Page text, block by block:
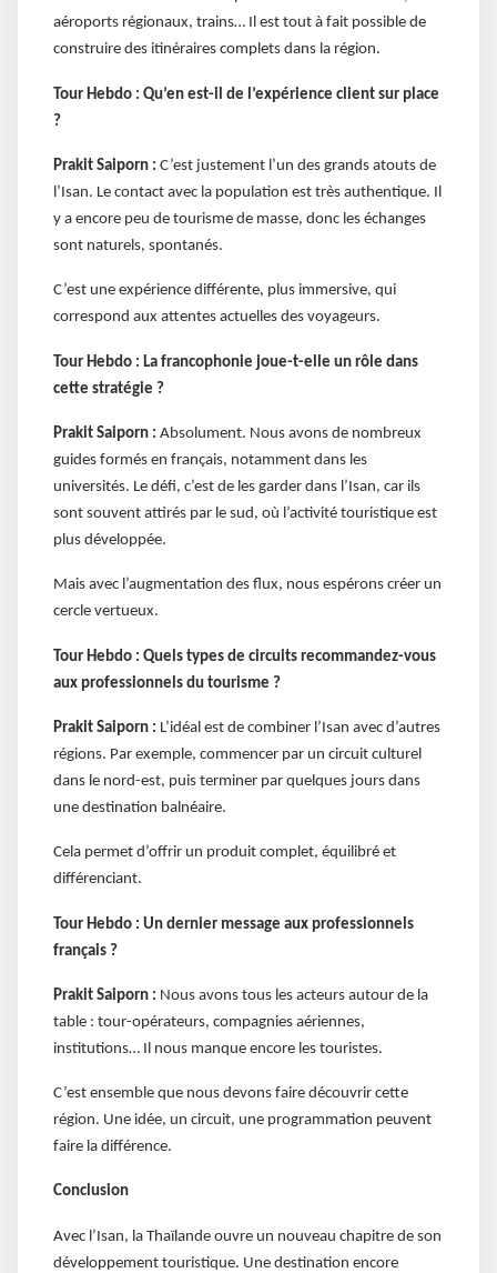
aéroports régionaux, trains… Il est tout à fait possible de
construire des itinéraires complets dans la région.
Tour Hebdo : Qu’en est-il de l’expérience client sur place
?
Prakit Saiporn : C’est justement l’un des grands atouts de
l’Isan. Le contact avec la population est très authentique. Il
y a encore peu de tourisme de masse, donc les échanges
sont naturels, spontanés.
C’est une expérience différente, plus immersive, qui
correspond aux attentes actuelles des voyageurs.
Tour Hebdo : La francophonie joue-t-elle un rôle dans
cette stratégie ?
Prakit Saiporn : Absolument. Nous avons de nombreux
guides formés en français, notamment dans les
universités. Le défi, c’est de les garder dans l’Isan, car ils
sont souvent attirés par le sud, où l’activité touristique est
plus développée.
Mais avec l’augmentation des flux, nous espérons créer un
cercle vertueux.
Tour Hebdo : Quels types de circuits recommandez-vous
aux professionnels du tourisme ?
Prakit Saiporn : L’idéal est de combiner l’Isan avec d’autres
régions. Par exemple, commencer par un circuit culturel
dans le nord-est, puis terminer par quelques jours dans
une destination balnéaire.
Cela permet d’offrir un produit complet, équilibré et
différenciant.
Tour Hebdo : Un dernier message aux professionnels
français ?
Prakit Saiporn : Nous avons tous les acteurs autour de la
table : tour-opérateurs, compagnies aériennes,
institutions… Il nous manque encore les touristes.
C’est ensemble que nous devons faire découvrir cette
région. Une idée, un circuit, une programmation peuvent
faire la différence.
Conclusion
Avec l’Isan, la Thaïlande ouvre un nouveau chapitre de son
développement touristique. Une destination encore